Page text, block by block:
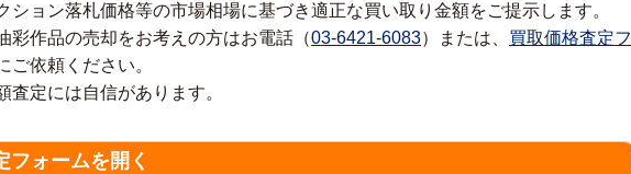
ション落札価格等の市場相場に基づき適正な買い取り金額をご提示します。
彩作品の売却をお考えの方はお電話（03-6421-6083）または、 買取価格査定フ
ご依頼ください。
査定には自信があります。
フォームを開く